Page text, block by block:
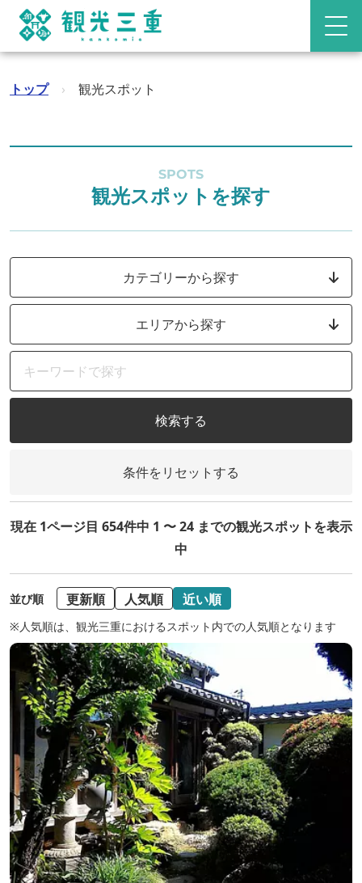
トップ › 観光スポット
SPOTS
観光スポットを探す
カテゴリーから探す
エリアから探す
検索する
条件をリセットする
現在 1ページ目 654件中 1 〜 24 までの観光スポットを表示
中
並び順 更新順 人気順 近い順
※人気順は、観光三重におけるスポット内での人気順となります